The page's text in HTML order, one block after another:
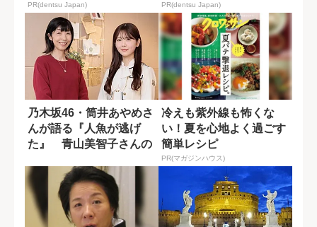
PR(dentsu Japan) PR(dentsu Japan)
乃木坂46・筒井あやめさ
んが語る『人魚が逃げ
た』 青山美智子さんの
冷えも紫外線も怖くな
い！夏を心地よく過ごす
簡単レシピ
PR(マガジンハウス)